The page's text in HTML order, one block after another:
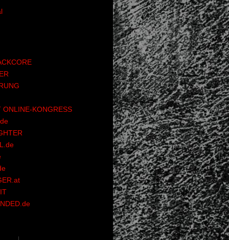
ONLINE-KONGRESS